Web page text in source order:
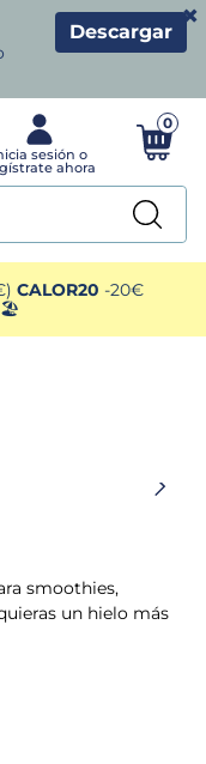
Descargar
×
0
CALOR20 -20€
🏖️
smoothies,
un hielo más